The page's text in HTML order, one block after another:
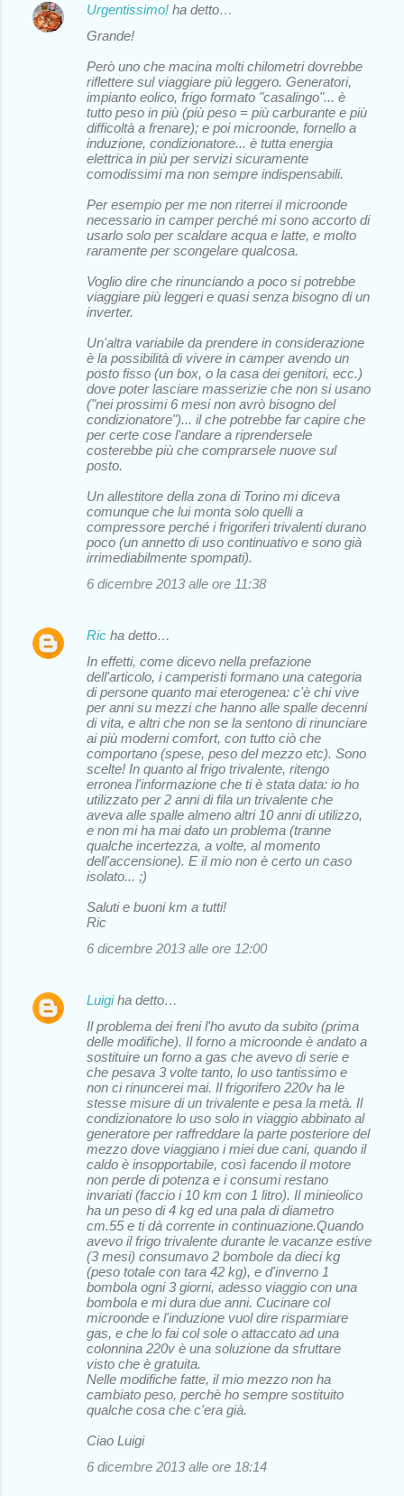
n
Urgentissimo! ha detto…
Grande!
Però uno che macina molti chilometri dovrebbe
riflettere sul viaggiare più leggero. Generatori,
impianto eolico, frigo formato "casalingo"... è
tutto peso in più (più peso = più carburante e più
difficoltà a frenare); e poi microonde, fornello a
induzione, condizionatore... è tutta energia
elettrica in più per servizi sicuramente
comodissimi ma non sempre indispensabili.
Per esempio per me non riterrei il microonde
necessario in camper perché mi sono accorto di
usarlo solo per scaldare acqua e latte, e molto
raramente per scongelare qualcosa.
Voglio dire che rinunciando a poco si potrebbe
viaggiare più leggeri e quasi senza bisogno di un
inverter.
Un'altra variabile da prendere in considerazione
è la possibilità di vivere in camper avendo un
posto fisso (un box, o la casa dei genitori, ecc.)
dove poter lasciare masserizie che non si usano
("nei prossimi 6 mesi non avrò bisogno del
condizionatore")... il che potrebbe far capire che
per certe cose l'andare a riprendersele
costerebbe più che comprarsele nuove sul
posto.
Un allestitore della zona di Torino mi diceva
comunque che lui monta solo quelli a
compressore perché i frigoriferi trivalenti durano
poco (un annetto di uso continuativo e sono già
irrimediabilmente spompati).
6 dicembre 2013 alle ore 11:38
Ric ha detto…
In effetti, come dicevo nella prefazione
dell'articolo, i camperisti formano una categoria
di persone quanto mai eterogenea: c'è chi vive
per anni su mezzi che hanno alle spalle decenni
di vita, e altri che non se la sentono di rinunciare
ai più moderni comfort, con tutto ciò che
comportano (spese, peso del mezzo etc). Sono
scelte! In quanto al frigo trivalente, ritengo
erronea l'informazione che ti è stata data: io ho
utilizzato per 2 anni di fila un trivalente che
aveva alle spalle almeno altri 10 anni di utilizzo,
e non mi ha mai dato un problema (tranne
qualche incertezza, a volte, al momento
dell'accensione). E il mio non è certo un caso
isolato... ;)
Saluti e buoni km a tutti!
Ric
6 dicembre 2013 alle ore 12:00
Luigiha detto…
Il problema dei freni l'ho avuto da subito (prima
delle modifiche). Il forno a microonde è andato a
sostituire un forno a gas che avevo di serie e
che pesava 3 volte tanto, lo uso tantissimo e
non ci rinuncerei mai. Il frigorifero 220v ha le
stesse misure di un trivalente e pesa la metà. Il
condizionatore lo uso solo in viaggio abbinato al
generatore per raffreddare la parte posteriore del
mezzo dove viaggiano i miei due cani, quando il
caldo è insopportabile, così facendo il motore
non perde di potenza e i consumi restano
invariati (faccio i 10 km con 1 litro). Il minieolico
ha un peso di 4 kg ed una pala di diametro
cm.55 e ti dà corrente in continuazione.Quando
avevo il frigo trivalente durante le vacanze estive
(3 mesi) consumavo 2 bombole da dieci kg
(peso totale con tara 42 kg), e d'inverno 1
bombola ogni 3 giorni, adesso viaggio con una
bombola e mi dura due anni. Cucinare col
microonde e l'induzione vuol dire risparmiare
gas, e che lo fai col sole o attaccato ad una
colonnina 220v è una soluzione da sfruttare
visto che è gratuita.
Nelle modifiche fatte, il mio mezzo non ha
cambiato peso, perchè ho sempre sostituito
qualche cosa che c'era già.
Ciao Luigi
6 dicembre 2013 alle ore 18:14